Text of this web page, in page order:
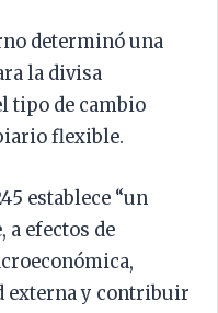
determinó una
la divisa
tipo de cambio
flexible.
establece “un
efectos de
externa y contribuir